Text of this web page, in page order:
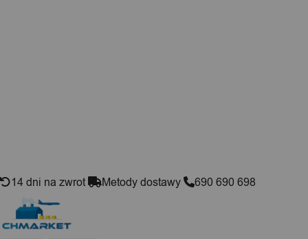
14 dni na zwrot Metody dostawy 690 690 698